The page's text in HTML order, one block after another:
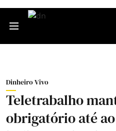
Dinheiro Vivo
Teletrabalho
obrigatório até